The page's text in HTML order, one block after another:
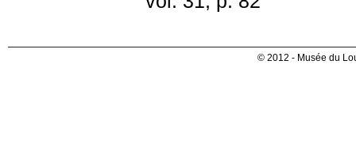
© 2012 - Musée du